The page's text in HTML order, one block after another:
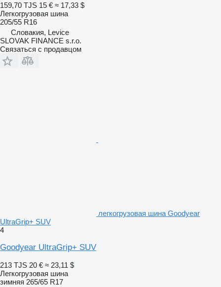
159,70 TJS 15 € ≈ 17,33 $
Легкогрузовая шина
205/55 R16
Словакия, Levice
SLOVAK FINANCE s.r.o.
Связаться с продавцом
легкогрузовая шина Goodyear
UltraGrip+ SUV
4
Goodyear UltraGrip+ SUV
213 TJS 20 € ≈ 23,11 $
Легкогрузовая шина
зимняя 265/65 R17